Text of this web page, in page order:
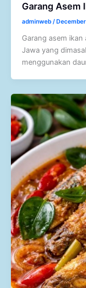
Garang Asem
adminweb/
Garang asem
Jawa yang
menggunakan